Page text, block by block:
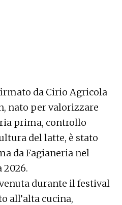
da Cirio Agricola
nato per valorizzare
prima, controllo
del latte, è stato
da Fagianeria nel
2026.
durante il festival
all’alta cucina,